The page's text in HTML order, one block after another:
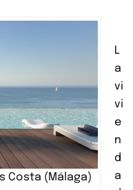
Costa (Málaga)
L
a
vi
vi
e
n
d
a